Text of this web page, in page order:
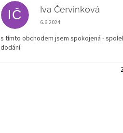
IČ Iva Červinková
Hodnocení obchodu je 5 z 5
6.6.2024
s tímto obchodem jsem spokojená -
dodání